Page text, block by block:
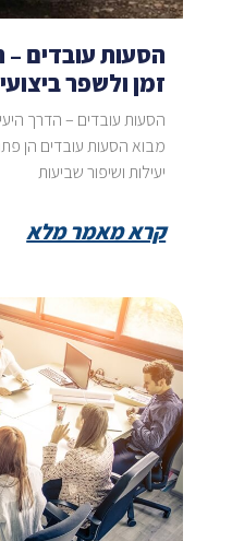
הסעות עובדים –
זמן ולשפר
הסעות עובדים – הדרך
מבוא הסעות עובדים הן
יעילות ושיפור שביעות
קרא מאמר מלא